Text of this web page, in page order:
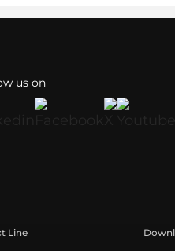
us on
Line